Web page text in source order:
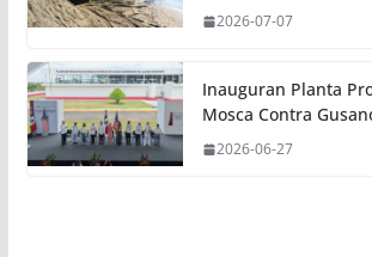
2026-07-07
Inauguran Planta
Mosca Contra
2026-06-27